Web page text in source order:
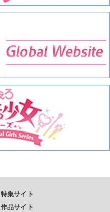
特集サイト
作品サイト